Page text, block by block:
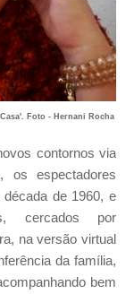
Foto - Hernani Rocha
contornos via
os espectadores
de 1960, e
cercados por
na versão virtual
da família,
bem